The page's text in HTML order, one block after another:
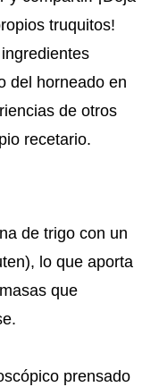
truquitos!
del horneado en
de otros
recetario.
de trigo con un
lo que aporta
que
prensado